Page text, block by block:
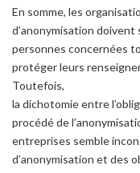
En somme, les
d’anonymisation doivent
personnes concernées
protéger leurs
Toutefois,
la dichotomie entre
procédé de
entreprises semble
d’anonymisation et des